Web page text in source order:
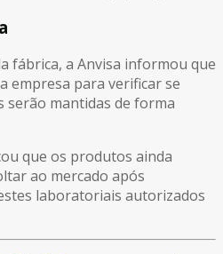
fábrica, a Anvisa informou que
empresa para verificar se
serão mantidas de forma
que os produtos ainda
ao mercado após
laboratoriais autorizados